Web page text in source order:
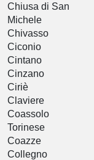
Chiusa di San
Michele
Chivasso
Ciconio
Cintano
Cinzano
Ciriè
Claviere
Coassolo
Torinese
Coazze
Collegno